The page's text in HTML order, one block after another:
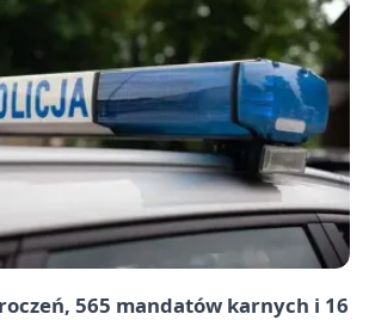
565 mandatów karnych i 16